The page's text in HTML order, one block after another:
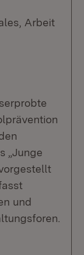
Arbeit
„Junge
und